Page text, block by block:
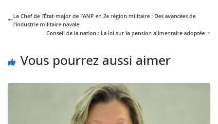
Le Chef de l’État-major de l’ANP en 2e région militaire : Des avancées de
l’industrie militaire navale
Conseil de la nation : La loi sur la pension alimentaire adoptée
Vous pourrez aussi aimer